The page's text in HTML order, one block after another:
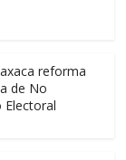
reforma
de No
Electoral